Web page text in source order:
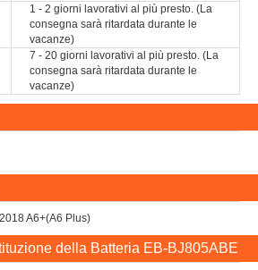
1 - 2 giorni lavorativi al più presto. (La
consegna sarà ritardata durante le
vacanze)
7 - 20 giorni lavorativi al più presto. (La
consegna sarà ritardata durante le
vacanze)
A6+(A6 Plus)
della Batteria EB-BJ805ABE